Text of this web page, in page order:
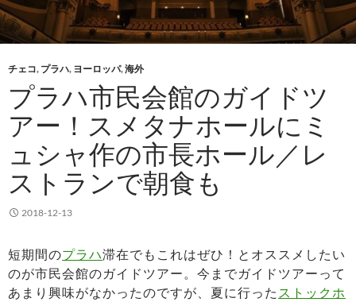
チェコ, プラハ, ヨーロッパ,海外
プラハ市民会館のガイドツ
アー！スメタナホールにミ
ュシャ作の市長ホール／レ
ストランで朝食も
2018-12-13
短期間のプラハ滞在でもこれはぜひ！とオススメしたい
のが市民会館のガイドツアー。今までガイドツアーって
あまり興味がなかったのですが、夏に行ったストックホ